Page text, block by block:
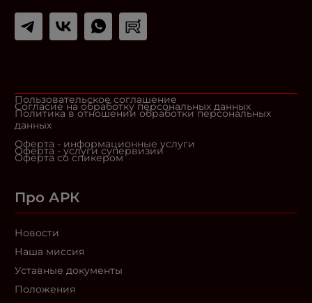
Пользовательское соглашение
Согласие на обработку персональных данных
Политика в отношении обработки персональных
данных
Оферта - информационные услуги
Оферта - услуги супервизии
Оферта со спикером
Про АРК
Новости
Наша миссия
Уставные документы
Положения